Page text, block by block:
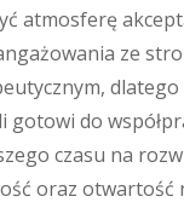
atmosferę
ze
gotowi do
czasu na
oraz